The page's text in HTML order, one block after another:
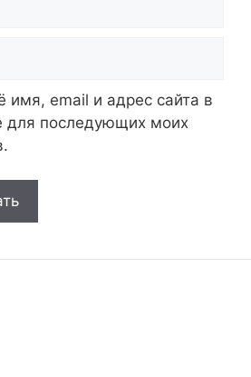
имя, email и адрес сайта в
для последующих моих